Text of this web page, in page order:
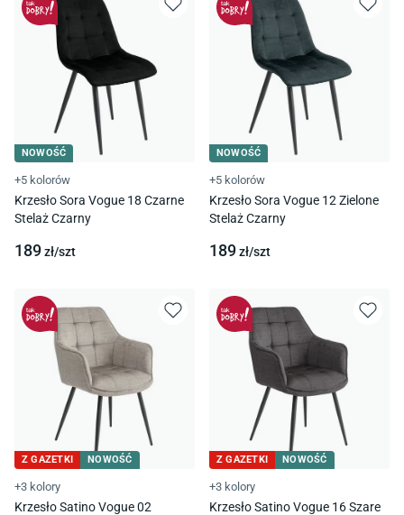
NOWOŚĆ
+5 kolorów
Krzesło Sora Vogue 18 Czarne
Stelaż Czarny
189zł/szt
NOWOŚĆ
+5 kolorów
Krzesło Sora Vogue 12 Zielone
Stelaż Czarny
189zł/szt
Z GAZETKI NOWOŚĆ
+3 kolory
Krzesło Satino Vogue 02
Z GAZETKI NOWOŚĆ
+3 kolory
Krzesło Satino Vogue 16 Szare